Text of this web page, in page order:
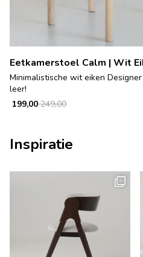
Eetkamerstoel Calm | Wit
Minimalistische wit eiken
leer!
249,00
199,00
Inspiratie